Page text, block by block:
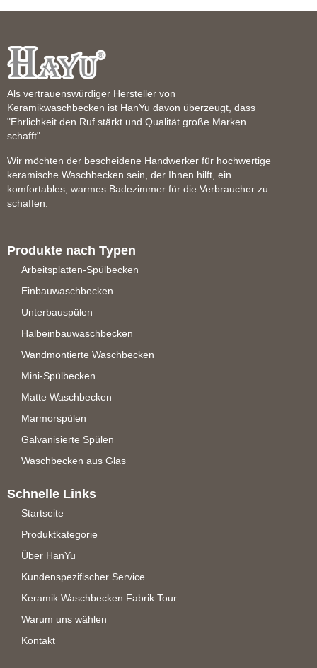
Als vertrauenswürdiger Hersteller von
Keramikwaschbecken ist HanYu davon überzeugt, dass
"Ehrlichkeit den Ruf stärkt und Qualität große Marken
schafft".
Wir möchten der bescheidene Handwerker für hochwertige
keramische Waschbecken sein, der Ihnen hilft, ein
komfortables, warmes Badezimmer für die Verbraucher zu
schaffen.
Produkte nach Typen
Arbeitsplatten-Spülbecken
Einbauwaschbecken
Unterbauspülen
Halbeinbauwaschbecken
Wandmontierte Waschbecken
Mini-Spülbecken
Matte Waschbecken
Marmorspülen
Galvanisierte Spülen
Waschbecken aus Glas
Schnelle Links
Startseite
Produktkategorie
Über HanYu
Kundenspezifischer Service
Keramik Waschbecken Fabrik Tour
Warum uns wählen
Kontakt